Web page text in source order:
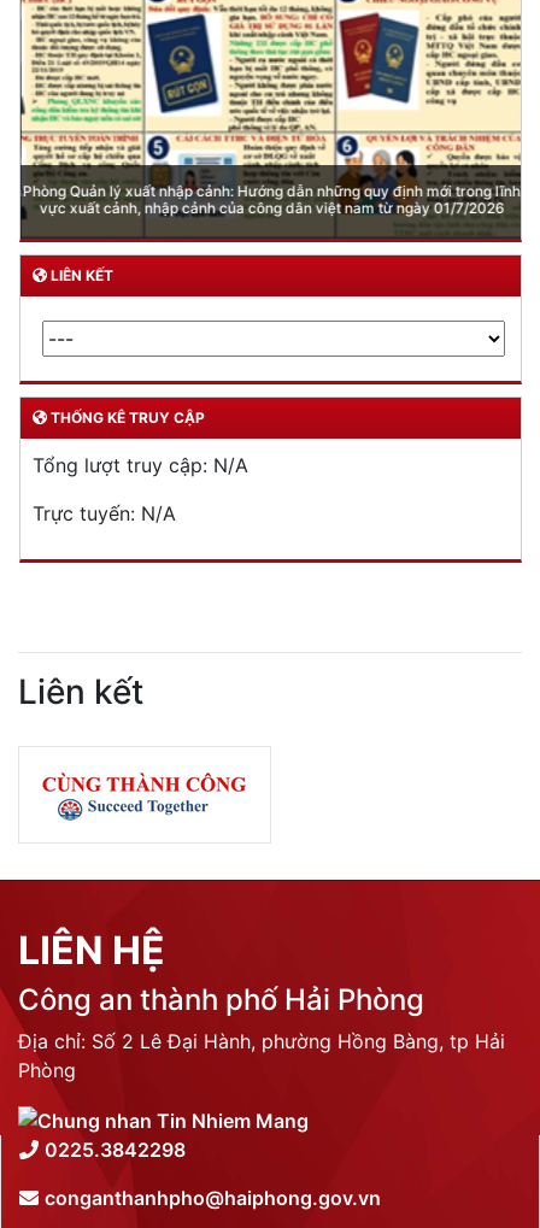
Phòng Quản lý xuất nhập cảnh: Hướng dẫn những quy định mới trong lĩnh
vực xuất cảnh, nhập cảnh của công dân việt nam từ ngày 01/7/2026
LIÊN KẾT
THỐNG KÊ TRUY CẬP
Tổng lượt truy cập: N/A
Trực tuyến: N/A
Liên kết
LIÊN HỆ
Công an thành phố Hải Phòng
Địa chỉ: Số 2 Lê Đại Hành, phường Hồng Bàng, tp Hải
Phòng
0225.3842298
conganthanhpho@haiphong.gov.vn